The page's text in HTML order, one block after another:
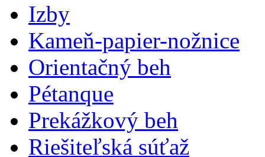
Izby
Kameň-papier-nožnice
Orientačný beh
Pétanque
Prekážkový beh
Riešiteľská súťaž